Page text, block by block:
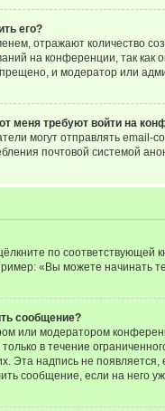
его?
отражают количество
на конференции, так
и модератор или
меня требуют войти на
могут отправлять
почтовой системой
по соответствующей
«Вы можете начинать
сообщение?
или модератором
в течение
Эта надпись не
сообщение, если на него